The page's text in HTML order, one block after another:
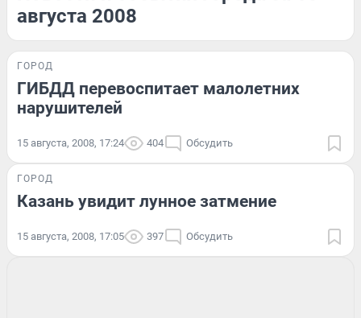
августа 2008
ГОРОД
ГИБДД перевоспитает малолетних
нарушителей
15 августа, 2008, 17:24 404 Обсудить
ГОРОД
Казань увидит лунное затмение
15 августа, 2008, 17:05 397 Обсудить